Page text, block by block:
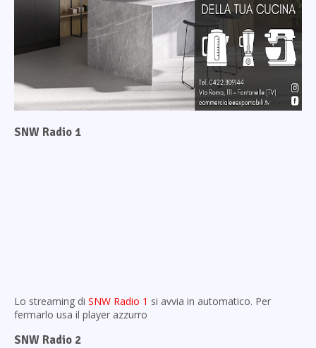
SNW Radio 1
Lo streaming di SNW Radio 1 si avvia in automatico. Per
fermarlo usa il player azzurro
SNW Radio 2